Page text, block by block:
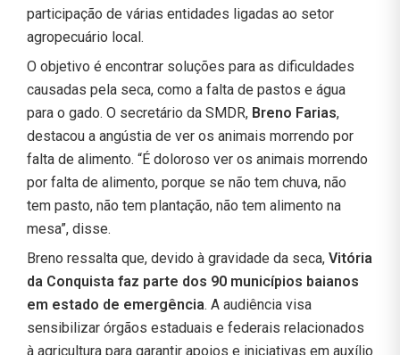
participação de várias entidades ligadas ao setor
agropecuário local.
O objetivo é encontrar soluções para as dificuldades
causadas pela seca, como a falta de pastos e água
para o gado. O secretário da SMDR, Breno Farias,
destacou a angústia de ver os animais morrendo por
falta de alimento. “É doloroso ver os animais morrendo
por falta de alimento, porque se não tem chuva, não
tem pasto, não tem plantação, não tem alimento na
mesa”, disse.
Breno ressalta que, devido à gravidade da seca, Vitória
da Conquista faz parte dos 90 municípios baianos
em estado de emergência. A audiência visa
sensibilizar órgãos estaduais e federais relacionados
à agricultura para garantir apoios e iniciativas em auxílio